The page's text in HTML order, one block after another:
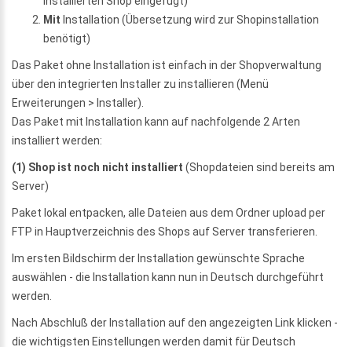
Mit Installation (Übersetzung wird zur Shopinstallation
benötigt)
Das Paket ohne Installation ist einfach in der Shopverwaltung
über den integrierten Installer zu installieren (Menü
Erweiterungen > Installer).
Das Paket mit Installation kann auf nachfolgende 2 Arten
installiert werden:
(1) Shop ist noch nicht installiert (Shopdateien sind bereits am
Server)
Paket lokal entpacken, alle Dateien aus dem Ordner upload per
FTP in Hauptverzeichnis des Shops auf Server transferieren.
Im ersten Bildschirm der Installation gewünschte Sprache
auswählen - die Installation kann nun in Deutsch durchgeführt
werden.
Nach Abschluß der Installation auf den angezeigten Link klicken -
die wichtigsten Einstellungen werden damit für Deutsch